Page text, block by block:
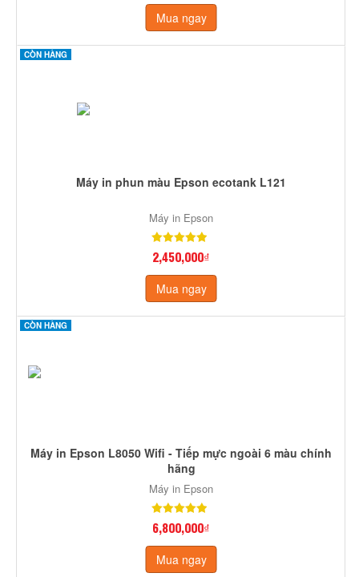
Mua ngay
CÒN HÀNG
Máy in phun màu Epson ecotank L121
Máy in Epson
2,450,000₫
Mua ngay
CÒN HÀNG
Máy in Epson L8050 Wifi - Tiếp mực ngoài 6 màu chính
hãng
Máy in Epson
6,800,000₫
Mua ngay